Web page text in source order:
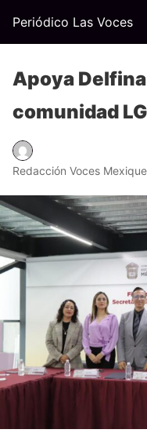
Periódico Las Voces
Apoya
comunidad
Redacción Voces